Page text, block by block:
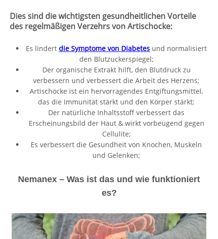
Dies sind die wichtigsten gesundheitlichen Vorteile
des regelmäßigen Verzehrs von Artischocke:
Es lindert die Symptome von Diabetes und normalisiert
den Blutzuckerspiegel;
Der organische Extrakt hilft, den Blutdruck zu
verbessern und verbessert die Arbeit des Herzens;
Artischocke ist ein hervorragendes Entgiftungsmittel,
das die Immunität stärkt und den Körper stärkt;
Der natürliche Inhaltsstoff verbessert das
Erscheinungsbild der Haut & wirkt vorbeugend gegen
Cellulite;
Es verbessert die Gesundheit von Knochen, Muskeln
und Gelenken;
Nemanex – Was ist das und wie funktioniert
es?